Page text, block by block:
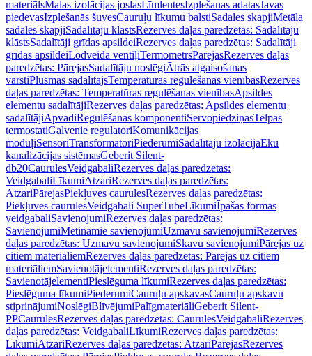
materiālsMalas izolācijas joslasLīmlentesIzplešanas adatasJavas
piedevasIzplešanās šuvesCauruļu līkumu balstiSadales skapjiMetāla
sadales skapjiSadalītāju klāstsRezerves daļas paredzētas: Sadalītāju
klāstsSadalītāji grīdas apsildeiRezerves daļas paredzētas: Sadalītāji
grīdas apsildeiLodveida ventiļiTermometrsPārejasRezerves daļas
paredzētas: PārejasSadalītāju noslēgiĀtrās atgaisošanas
vārstiPlūsmas sadalītājsTemperatūras regulēšanas vienībasRezerves
daļas paredzētas: Temperatūras regulēšanas vienībasApsildes
elementu sadalītājiRezerves daļas paredzētas: Apsildes elementu
sadalītājiApvadiRegulēšanas komponentiServopiedziņasTelpas
termostatiGalvenie regulatoriKomunikācijas
moduļiSensoriTransformatoriPiederumiSadalītāju izolācijaĒku
kanalizācijas sistēmasGeberit Silent-
db20CaurulesVeidgabaliRezerves daļas paredzētas:
VeidgabaliLīkumiAtzariRezerves daļas paredzētas:
AtzariPārejasPiekļuves caurulesRezerves daļas paredzētas:
Piekļuves caurulesVeidgabali SuperTubeLīkumiĪpašas formas
veidgabaliSavienojumiRezerves daļas paredzētas:
SavienojumiMetināmie savienojumiUzmavu savienojumiRezerves
daļas paredzētas: Uzmavu savienojumiSkavu savienojumiPārejas uz
citiem materiāliemRezerves daļas paredzētas: Pārejas uz citiem
materiāliemSavienotājelementiRezerves daļas paredzētas:
SavienotājelementiPieslēguma līkumiRezerves daļas paredzētas:
Pieslēguma līkumiPiederumiCauruļu apskavasCauruļu apskavu
stiprinājumiNoslēgiBlīvējumiPalīgmateriāliGeberit Silent-
PPCaurulesRezerves daļas paredzētas: CaurulesVeidgabaliRezerves
daļas paredzētas: VeidgabaliLīkumiRezerves daļas paredzētas:
LīkumiAtzariRezerves daļas paredzētas: AtzariPārejasRezerves